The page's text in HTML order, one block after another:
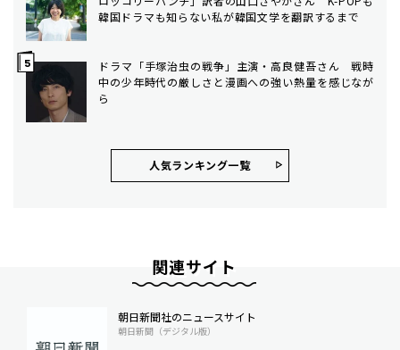
韓国ドラマも知らない私が韓国文学を翻訳するまで
ドラマ「手塚治虫の戦争」主演・高良健吾さん 戦時
中の少年時代の厳しさと漫画への強い熱量を感じなが
ら
人気ランキング⼀覧
関連サイト
朝日新聞社のニュースサイト
朝日新聞（デジタル版）